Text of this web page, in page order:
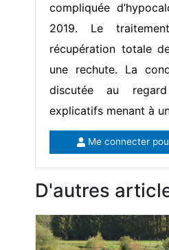
compliquée
2019. Le
récupération totale
une rechute. La
discutée au
explicatifs menant à
Me connecter
D'autres